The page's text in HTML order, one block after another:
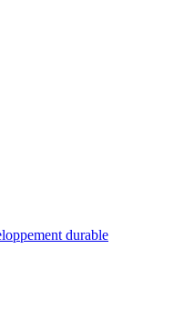
durable